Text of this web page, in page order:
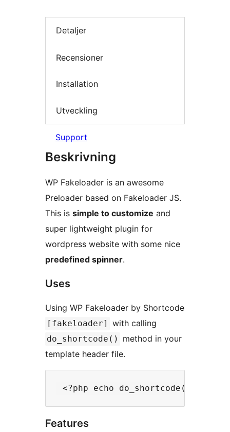
Detaljer
Recensioner
Installation
Utveckling
Support
Beskrivning
WP Fakeloader is an awesome
Preloader based on Fakeloader JS.
This is simple to customize and
super lightweight plugin for
wordpress website with some nice
predefined spinner.
Uses
Using WP Fakeloader by Shortcode
[fakeloader] with calling
do_shortcode()
method in your
template header file.
Features